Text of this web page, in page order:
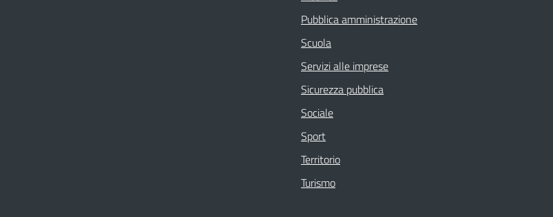
Pubblica amministrazione
Scuola
Servizi alle imprese
Sicurezza pubblica
Sociale
Sport
Territorio
Turismo